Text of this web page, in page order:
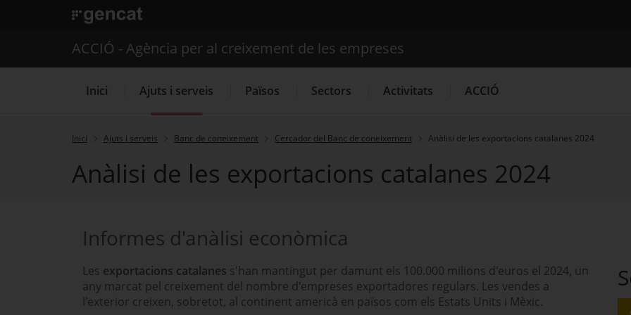
. Obre en una nova finestra.
Cercador
Serveis d'internacionalització Serveis d'innovació Convocatòries d'ajuts obertes
ACCIÓ - Agència per al creixement de les empreses
Inici Ajuts i serveis Països Sectors Activitats ACCIÓ
Inici Ajuts i serveis Banc de coneixement Cercador del Banc de coneixement Anàlisi de les exportacions catalanes 2024
Anàlisi de les exportacions catalanes 2024
Informes d'anàlisi econòmica
Les exportacions catalanes s'han mantingut per damunt els 100.000 milions d'euros el 2024, un
any marcat pel creixement del nombre d'empreses exportadores regulars. Les vendes a
l'exterior creixen, sobretot, al continent americà en països com els Estats Units i Mèxic.